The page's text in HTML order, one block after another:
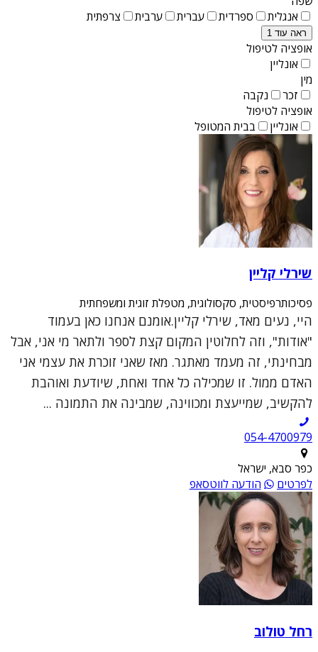
אנגלית
ספרדית עברית ערבית צרפתית
ראה עוד 1
אופציה לטיפול
אונליין
מין
זכר
נקבה
אופציה לטיפול
אונליין
בבית המטופל
שירלי קליין
פסיכותרפיסטית, סקסולוגית, מטפלת זוגית ומשפחתית
היי, נעים מאד, שירלי קליין.אומנם אנחנו כאן בעמוד
"אודות", וזה לחלוטין המקום קצת לספר ולתאר מי אני, אבל
מבחינתי, זה מעמד מאתגר. מאז שאני זוכרת את עצמי אני
האדם ממול. זו שמכילה כל אחד ואחת, שיודעת ואוהבת
להקשיב, שמייעצת ומכווינה, שמבינה את התמונה ...
054-4700979
כפר סבא, ישראל
לפרטים
הודעה לווטסאפ
רחל טולוב